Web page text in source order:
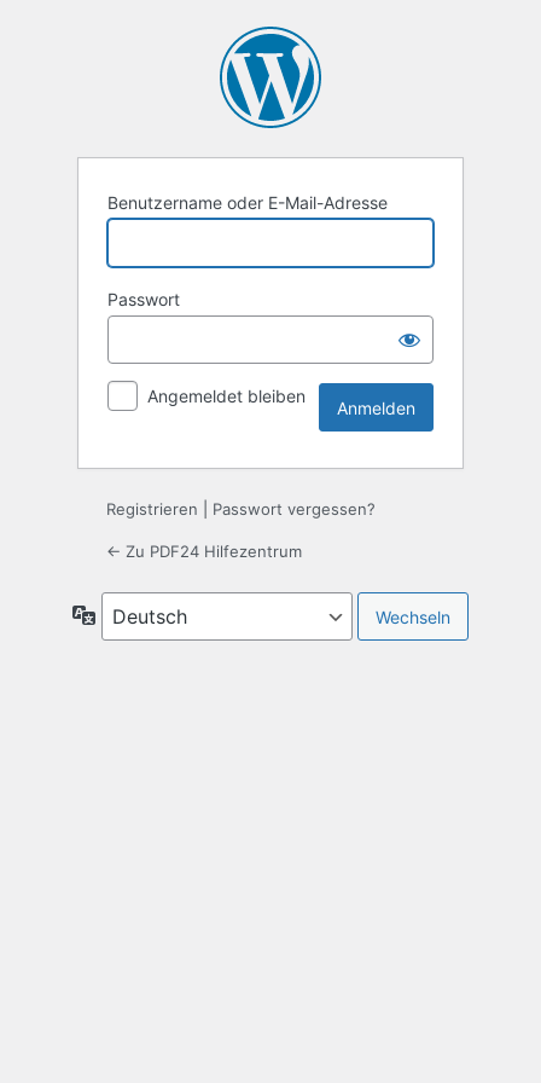
Benutzername oder E-Mail-Adresse
Passwort
Angemeldet bleiben
Registrieren Passwort vergessen?
← Zu PDF24 Hilfezentrum
Sprache